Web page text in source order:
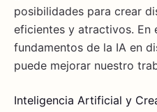
posibilidades para crear
eficientes y atractivos. En
fundamentos de la IA en
puede mejorar nuestro
Inteligencia Artificial y